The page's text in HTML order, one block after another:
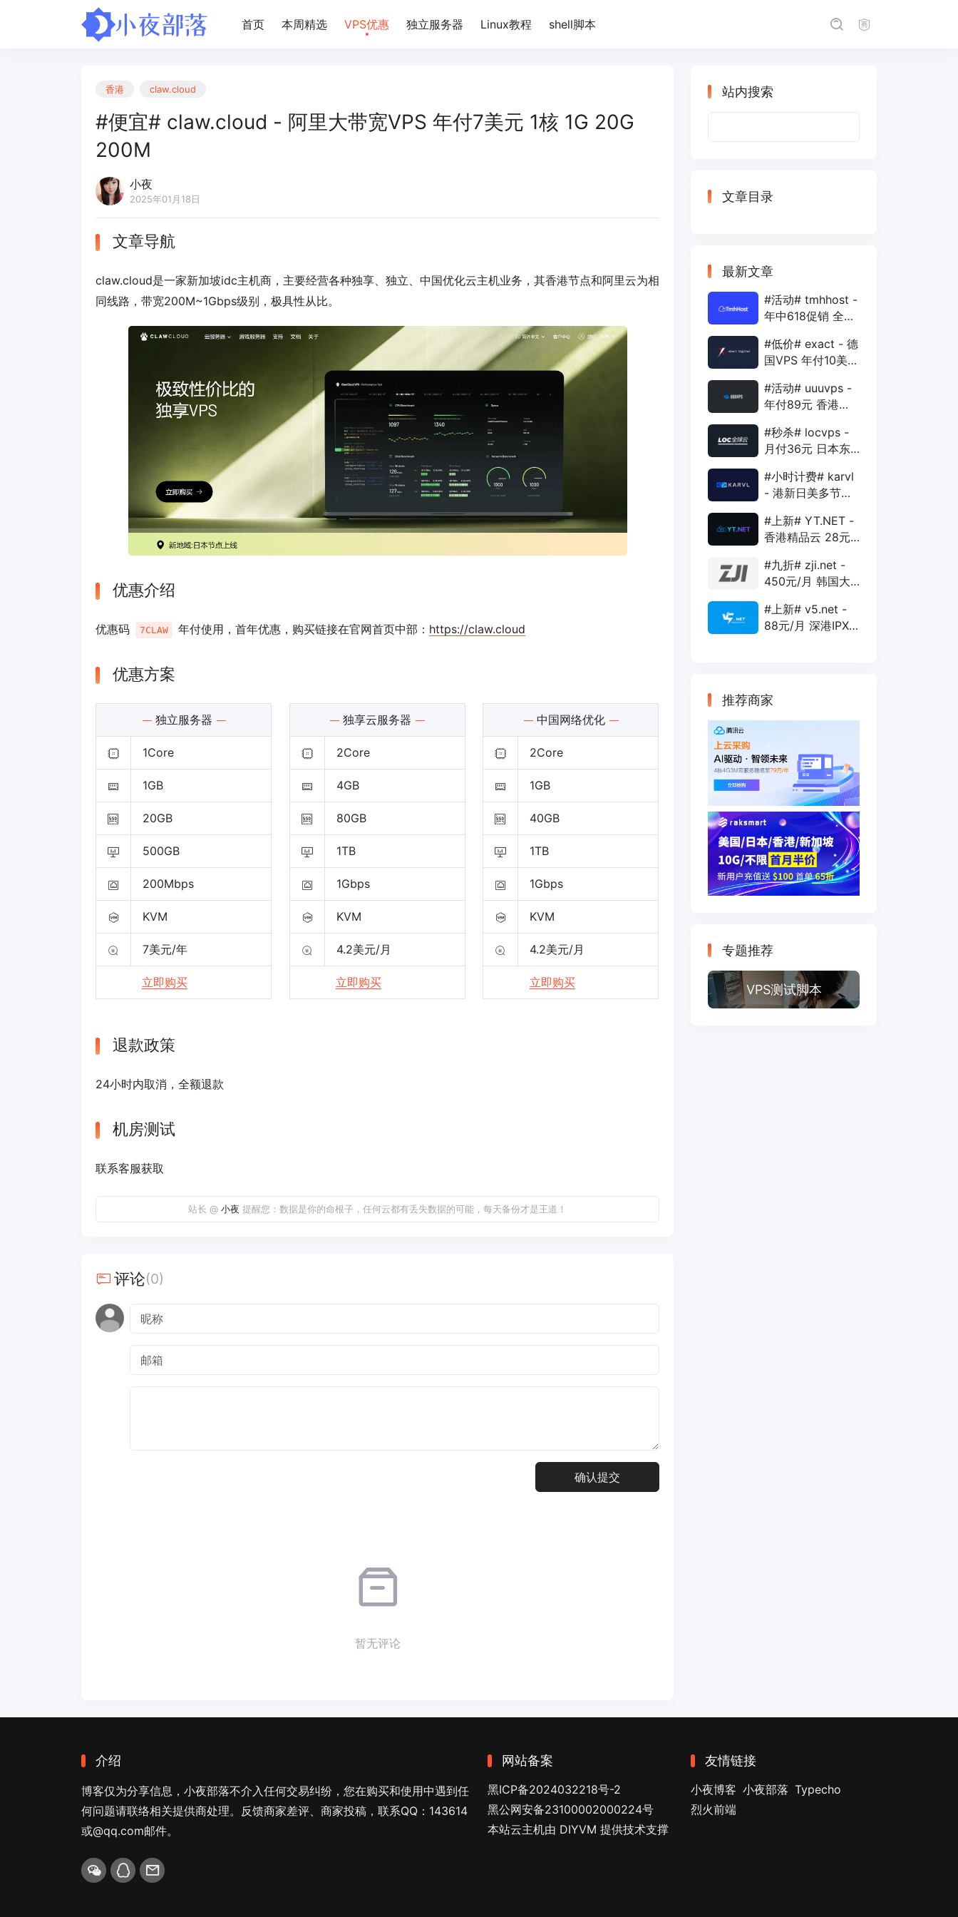
首页 本周精选 VPS优惠 独立服务器 Linux教程 shell脚本
香港 claw.cloud
#便宜# claw.cloud - 阿里大带宽VPS 年付7美元 1核 1G 20G
200M
小夜
2025年01月18日
文章导航
claw.cloud是一家新加坡idc主机商，主要经营各种独享、独立、中国优化云主机业务，其香港节点和阿里云为相
同线路，带宽200M~1Gbps级别，极具性从比。
优惠介绍
优惠码 7CLAW 年付使用，首年优惠，购买链接在官网首页中部： https://claw.cloud
优惠方案
独立服务器
1Core
1GB
20GB
500GB
200Mbps
KVM
7美元/年
立即购买
独享云服务器
2Core
4GB
80GB
1TB
1Gbps
KVM
4.2美元/月
立即购买
中国网络优化
2Core
1GB
40GB
1TB
1Gbps
KVM
4.2美元/月
立即购买
退款政策
24小时内取消，全额退款
机房测试
联系客服获取
站长 @ 小夜 提醒您：数据是你的命根子，任何云都有丢失数据的可能，每天备份才是王道！
评论(0)
暂无评论
站内搜索
文章目录
最新文章
#活动# tmhhost -
年中618促销 全场
年付VPS
#低价# exact - 德
国VPS 年付10美元
1Gbps
#活动# uuuvps -
年付89元 香港
400G 30M
#秒杀# locvps -
月付36元 日本东
40G 1T 450Mbps
#小时计费# karvl
- 港新日美多节点
20G 5T 1Gbps
#上新# YT.NET -
香港精品云 28元/
AS10099+移动
CMI
#九折# zji.net -
450元/月 韩国大
优化和纯国际线路
#上新# v5.net -
88元/月 深港IPX
推荐商家
专题推荐
VPS测试脚本
介绍
博客仅为分享信息，小夜部落不介入任何交易纠纷，您在购买和使用中遇到任
何问题请联络相关提供商处理。反馈商家差评、商家投稿，联系QQ：143614
或@qq.com邮件。
网站备案
黑ICP备2024032218号-2
黑公网安备23100002000224号
本站云主机由 DIYVM 提供技术支撑
友情链接
小夜博客 小夜部落 Typecho
烈火前端